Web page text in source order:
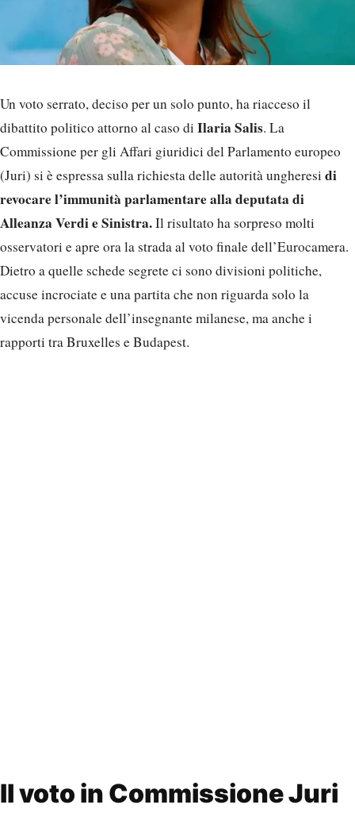
Un voto serrato, deciso per un solo punto, ha riacceso il
dibattito politico attorno al caso di Ilaria Salis. La
Commissione per gli Affari giuridici del Parlamento europeo
(Juri) si è espressa sulla richiesta delle autorità ungheresi di
revocare l’immunità parlamentare alla deputata di
Alleanza Verdi e Sinistra.Il risultato ha sorpreso molti
osservatori e apre ora la strada al voto finale dell’Eurocamera.
Dietro a quelle schede segrete ci sono divisioni politiche,
accuse incrociate e una partita che non riguarda solo la
vicenda personale dell’insegnante milanese, ma anche i
rapporti tra Bruxelles e Budapest.
Il voto in Commissione Juri